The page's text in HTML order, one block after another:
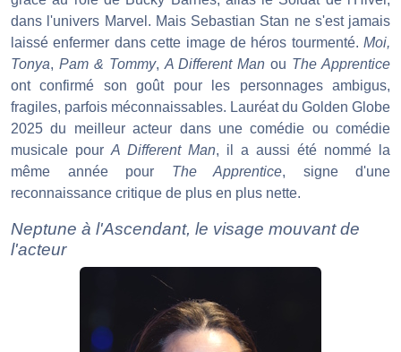
dans l'univers Marvel. Mais Sebastian Stan ne s'est jamais
laissé enfermer dans cette image de héros tourmenté. Moi,
Tonya, Pam & Tommy, A Different Man ou The Apprentice
ont confirmé son goût pour les personnages ambigus,
fragiles, parfois méconnaissables. Lauréat du Golden Globe
2025 du meilleur acteur dans une comédie ou comédie
musicale pour A Different Man, il a aussi été nommé la
même année pour The Apprentice, signe d'une
reconnaissance critique de plus en plus nette.
Neptune à l'Ascendant, le visage mouvant de
l'acteur